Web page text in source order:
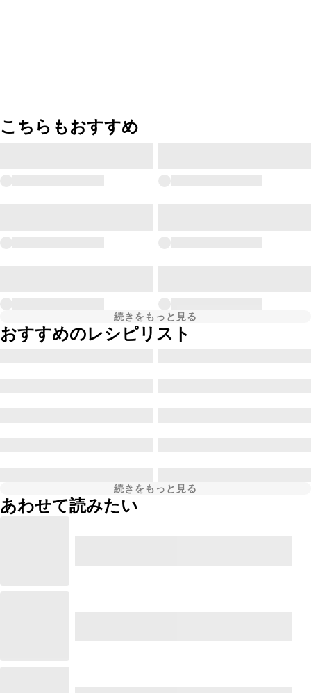
こちらもおすすめ
続きをもっと見る
おすすめのレシピリスト
続きをもっと見る
あわせて読みたい